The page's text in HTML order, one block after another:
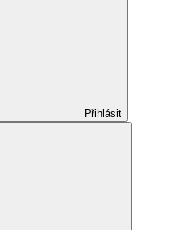
Přihlásit